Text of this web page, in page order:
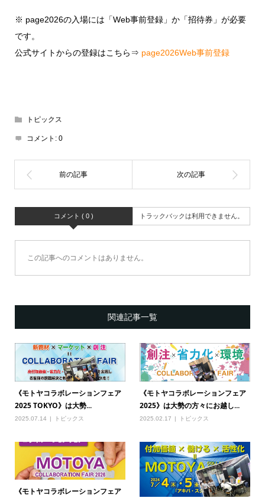
※ page2026の入場には「Web事前登録」か「招待券」が必要
です。
公式サイトからの登録はこちら⇒ page2026Web事前登録
トピックス
コメント: 0
コメント ( 0 ) トラックバックは利用できません。
この記事へのコメントはありません。
関連記事一覧
《モトヤコラボレーションフェア
2025 TOKYO》は大勢...
2025.07.14 トピックス
《モトヤコラボレーションフェア
2025》は大勢の方々にお越し...
2025.02.17 トピックス
《モトヤコラボレーションフェア